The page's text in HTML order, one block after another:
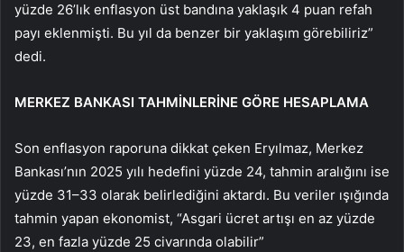
yüzde 26’lık enflasyon üst bandına yaklaşık 4 puan refah
payı eklenmişti. Bu yıl da benzer bir yaklaşım görebiliriz”
dedi.
MERKEZ BANKASI TAHMİNLERİNE GÖRE HESAPLAMA
Son enflasyon raporuna dikkat çeken Eryılmaz, Merkez
Bankası’nın 2025 yılı hedefini yüzde 24, tahmin aralığını ise
yüzde 31–33 olarak belirlediğini aktardı. Bu veriler ışığında
tahmin yapan ekonomist, “Asgari ücret artışı en az yüzde
23, en fazla yüzde 25 civarında olabilir”